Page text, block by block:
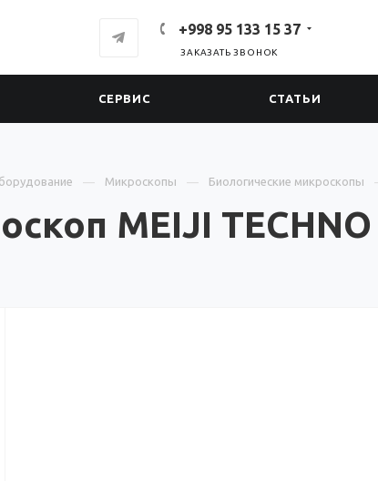
+998 95 133 15 37
ЗАКАЗАТЬ ЗВОНОК
СЕРВИС СТАТЬИ
Микроскопы Биологические микроскопы
MEIJI